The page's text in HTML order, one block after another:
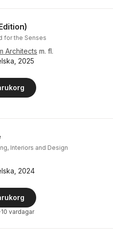
for the Senses
Architects m. fl.
2025
Interiors and Design
2024
vardagar